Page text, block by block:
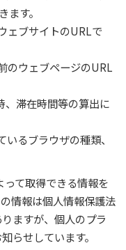
す。
ェブサイトのURLで
のウェブページのURL
、滞在時間等の算出に
るブラウザの種類、
て取得できる情報を
情報は個人情報保護法
ますが、個人のプラ
らせしています。